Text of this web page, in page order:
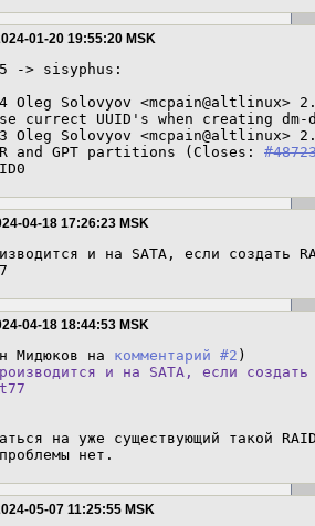
01-20 19:55:20 MSK
-> sisyphus:
and GPT partitions (Closes:
04-18 17:26:23 MSK
и на SATA, если создать
04-18 18:44:53 MSK
Мидюков на комментарий #2
и на SATA, если
на уже существующий такой
нет.
05-07 11:25:55 MSK